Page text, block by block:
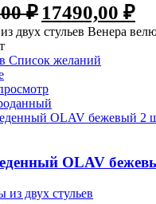
₽ 17490,00 ₽
двух стульев Венера
Список желаний
OLAV
из двух стульев